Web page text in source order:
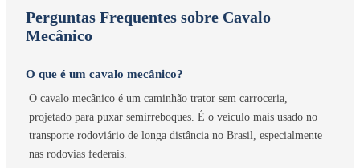
Perguntas Frequentes sobre Cavalo
Mecânico
O que é um cavalo mecânico?
O cavalo mecânico é um caminhão trator sem carroceria,
projetado para puxar semirreboques. É o veículo mais usado no
transporte rodoviário de longa distância no Brasil, especialmente
nas rodovias federais.